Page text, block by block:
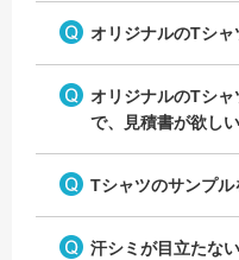
オリジナルのTシャ
オリジナルのTシ
で、見積書が欲しい
Tシャツのサンプル
汗シミが目立たな